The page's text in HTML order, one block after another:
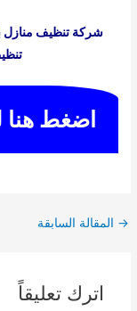
اضغط هنا
Post
→ المقالة السابقة
اترك تعليقاً